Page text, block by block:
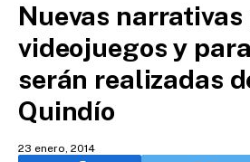
Nuevas narrativas
videojuegos y
serán realizadas
Quindío
23 enero, 2014